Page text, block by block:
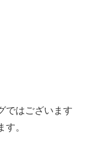
ではございます
。